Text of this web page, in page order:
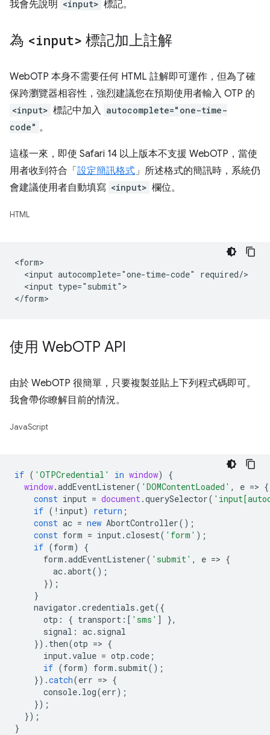
我會先說明 <input> 標記。
為 <input> 標記加上註解
WebOTP 本身不需要任何 HTML 註解即可運作，但為了確
保跨瀏覽器相容性，強烈建議您在預期使用者輸入 OTP 的
<input> 標記中加入 autocomplete="one-time-
code" 。
這樣一來，即使 Safari 14 以上版本不支援 WebOTP，當使
用者收到符合「 設定簡訊格式」所述格式的簡訊時，系統仍
會建議使用者自動填寫 <input> 欄位。
HTML
<form>
  <input autocomplete="one-time-code" required/>
  <input type="submit">
使用 WebOTP API
由於 WebOTP 很簡單，只要複製並貼上下列程式碼即可。
我會帶你瞭解目前的情況。
JavaScript
if ( 'OTPCredential' in window)
{
window.addEventListener( 'DOMContentLoaded' , e => {
const input = document.querySelector(
if ( ! input) return ;
const ac = new AbortController();
const form = input.closest( 'form' );
if (form)
{
form .addEventListener( 'submit' , e => {
ac.abort();
});
}
navigator .credentials .get({
otp : { transport : [ 'sms' ]
},
signal : ac. signal
}). then(otp => {
input.value = otp .code ;
if (form) form . submit();
}).catch(err => {
console. log(err);
});
});
}